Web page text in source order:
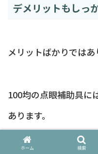
デメリットもしっ
メリットばかりではあ
100均の点眼補助具に
あります。
ホーム 検索